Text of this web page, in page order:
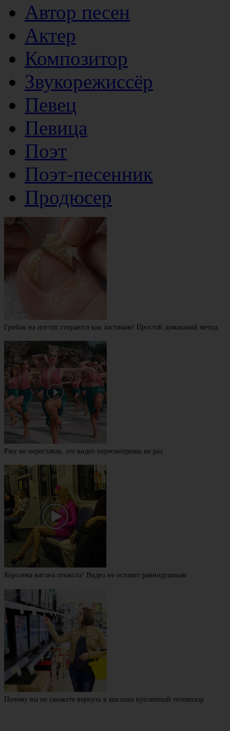
Автор песен
Актер
Композитор
Звукорежиссёр
Певец
Певица
Поэт
Поэт-песенник
Продюсер
Грибок на ногтях стирается как ластиком! Простой домашний метод
Ржу не переставая, это видео пересмотришь не раз
Королева вагона отожгла! Видео не оставит равнодушным
Почему вы не сможете вернуть в магазин купленный телевизор